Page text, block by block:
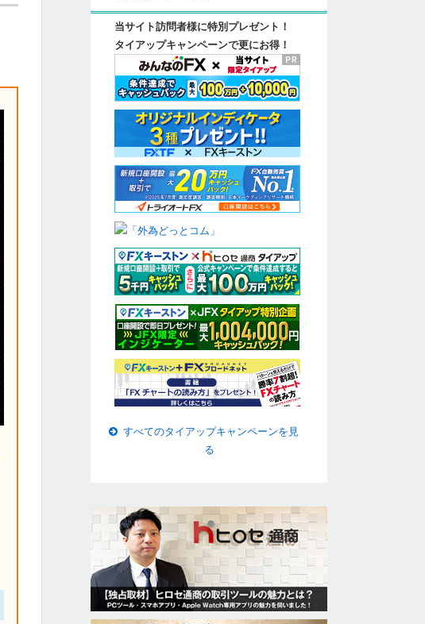
当サイト訪問者様に特別プレゼント！
タイアップキャンペーンで更にお得！
すべてのタイアップキャンペーンを見
る